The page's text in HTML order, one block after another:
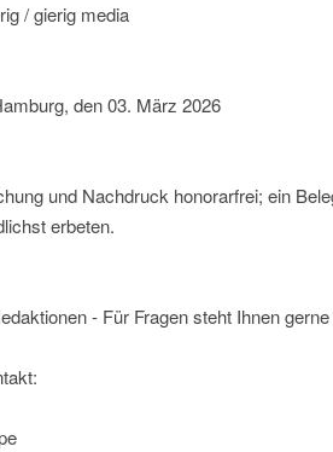
/ gierig media
den 03. März 2026
und Nachdruck honorarfrei; ein
erbeten.
- Für Fragen steht Ihnen